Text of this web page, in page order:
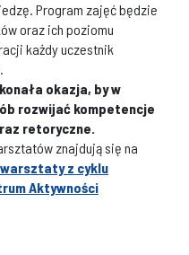
Program zajęć będzie
oraz ich poziomu
każdy uczestnik
okazja, by w
rozwijać kompetencje
retoryczne.
znajdują się na
z cyklu
Aktywności